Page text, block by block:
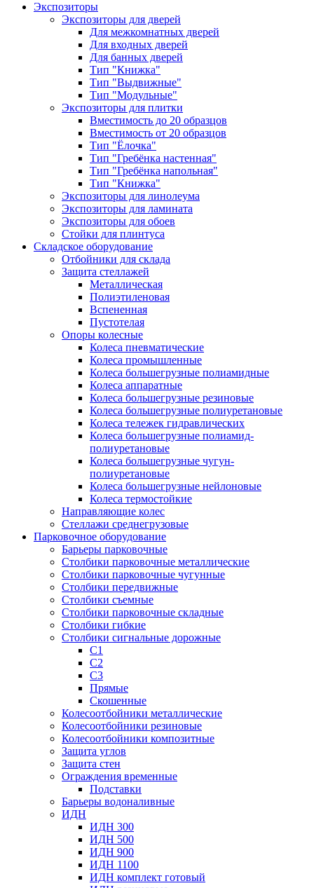
Экспозиторы
Экспозиторы для дверей
Для межкомнатных дверей
Для входных дверей
Для банных дверей
Тип "Книжка"
Тип "Выдвижные"
Тип "Модульные"
Экспозиторы для плитки
Вместимость до 20 образцов
Вместимость от 20 образцов
Тип "Ёлочка"
Тип "Гребёнка настенная"
Тип "Гребёнка напольная"
Тип "Книжка"
Экспозиторы для линолеума
Экспозиторы для ламината
Экспозиторы для обоев
Стойки для плинтуса
Складское оборудование
Отбойники для склада
Защита стеллажей
Металлическая
Полиэтиленовая
Вспененная
Пустотелая
Опоры колесные
Колеса пневматические
Колеса промышленные
Колеса большегрузные полиамидные
Колеса аппаратные
Колеса большегрузные резиновые
Колеса большегрузные полиуретановые
Колеса тележек гидравлических
Колеса большегрузные полиамид-
полиуретановые
Колеса большегрузные чугун-
полиуретановые
Колеса большегрузные нейлоновые
Колеса термостойкие
Направляющие колес
Стеллажи среднегрузовые
Парковочное оборудование
Барьеры парковочные
Столбики парковочные металлические
Столбики парковочные чугунные
Столбики передвижные
Столбики съемные
Столбики парковочные складные
Столбики гибкие
Столбики сигнальные дорожные
С1
С2
С3
Прямые
Скошенные
Колесоотбойники металлические
Колесоотбойники резиновые
Колесоотбойники композитные
Защита углов
Защита стен
Ограждения временные
Подставки
Барьеры водоналивные
ИДН
ИДН 300
ИДН 500
ИДН 900
ИДН 1100
ИДН комплект готовый